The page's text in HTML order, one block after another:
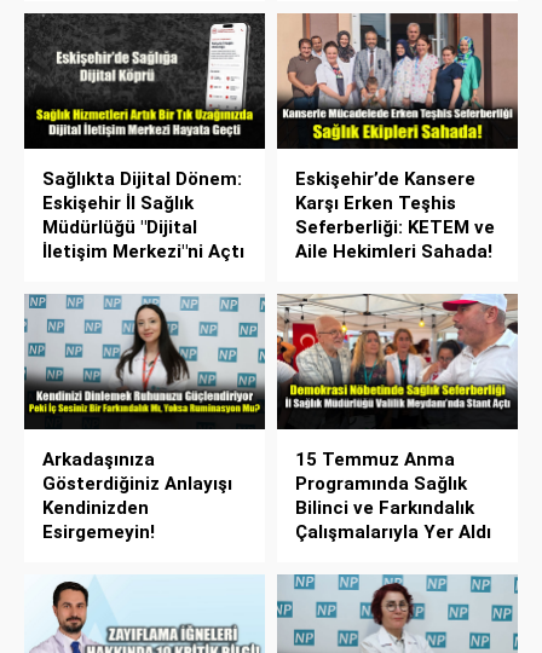
Sağlıkta Dijital Dönem:
Eskişehir İl Sağlık
Müdürlüğü "Dijital
İletişim Merkezi"ni Açtı
Eskişehir’de Kansere
Karşı Erken Teşhis
Seferberliği: KETEM ve
Aile Hekimleri Sahada!
Arkadaşınıza
Gösterdiğiniz Anlayışı
Kendinizden
Esirgemeyin!
15 Temmuz Anma
Programında Sağlık
Bilinci ve Farkındalık
Çalışmalarıyla Yer Aldı